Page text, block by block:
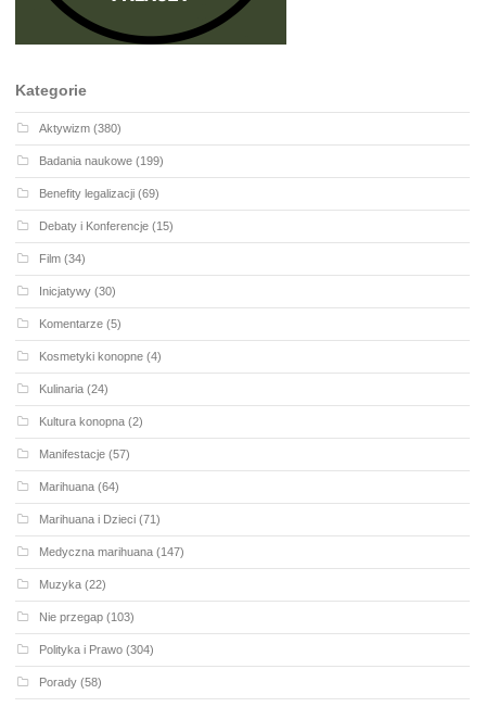
Kategorie
Aktywizm (380)
Badania naukowe (199)
Benefity legalizacji (69)
Debaty i Konferencje (15)
Film (34)
Inicjatywy (30)
Komentarze (5)
Kosmetyki konopne (4)
Kulinaria (24)
Kultura konopna (2)
Manifestacje (57)
Marihuana (64)
Marihuana i Dzieci (71)
Medyczna marihuana (147)
Muzyka (22)
Nie przegap (103)
Polityka i Prawo (304)
Porady (58)